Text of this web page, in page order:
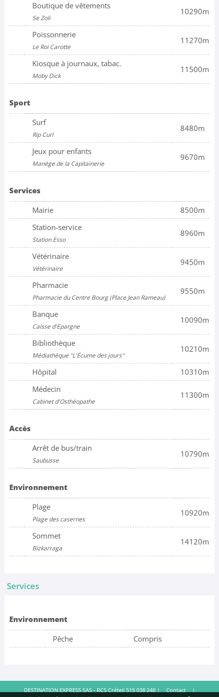
Boutique de vêtements
Se Zoli
10290m
Poissonnerie
Le Roi Carotte
11270m
Kiosque à journaux, tabac.
Moby Dick
11500m
Sport
Surf
Rip Curl
8480m
Jeux pour enfants
Manège de la Capitainerie
9670m
Services
Mairie
8500m
Station-service
Station Esso
8960m
Vétérinaire
Vétérinaire
9450m
Pharmacie
Pharmacie du Centre Bourg (Place Jean Rameau)
9550m
Banque
Caisse d'Epargne
10090m
Bibliothèque
Médiathèque "L'Écume des jours"
10210m
Hôpital
10310m
Médecin
Cabinet d'Osthéopathe
11300m
Accès
Arrêt de bus/train
Saubusse
10790m
Environnement
Plage
Plage des casernes
10920m
Sommet
Bizkarraga
14120m
Services
Environnement
Pêche
Compris
DESTINATION EXPRESS SAS - RCS Créteil 515 038 248 | Contact
|